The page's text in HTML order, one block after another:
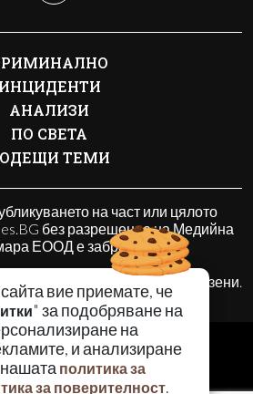
вие приемате, че
" за подобряване на
на
и анализиране
политика за
за поверителност.
ИНЦИДЕНТИ
АНАЛИЗИ
ПО СВЕТА
ТЕМИ
на част или цялото
без разрешение на Медийна
ЕООД е забранено.
| Crimes.BG. Всички права запазени.
РЕКЛАМА
КОНТАКТИ
УСЛОВИЯ